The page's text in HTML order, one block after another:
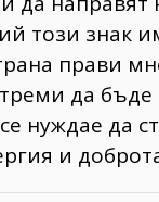
този знак
прави
да
нуждае да
и